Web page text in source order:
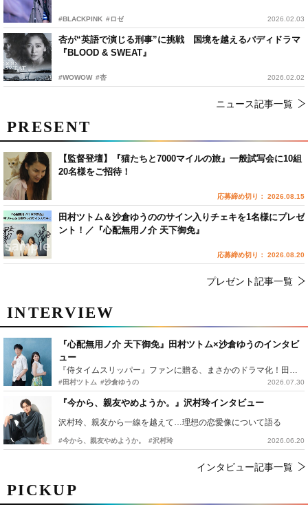
#BLACKPINK #ロゼ 2026.02.03
杏が“英語で演じる刑事”に挑戦 国境を越えるバディドラマ
『BLOOD & SWEAT』
#WOWOW #杏 2026.02.02
ニュース記事一覧
PICKUP
INTERVIEW
『心配無用ノ介 天下御免』田村ツトム×沙倉ゆうのインタビ
ュー
『侍タイムスリッパー』ファンに贈る、まさかのドラマ化！田村ツトム×沙倉ゆうのが語る『心配無用ノ介』撮影秘話
#田村ツトム #沙倉ゆうの 2026.07.30
『今から、親友やめようか。』沢村玲インタビュー
沢村玲、親友から一線を越えて…理想の恋愛像について語る
#今から、親友やめようか。 #沢村玲 2026.06.20
インタビュー記事一覧
PRESENT
【監督登壇】『猫たちと7000マイルの旅』一般試写会に10組
20名様をご招待！
応募締め切り： 2026.08.15
田村ツトム＆沙倉ゆうののサイン入りチェキを1名様にプレゼ
ント！／『心配無用ノ介 天下御免』
応募締め切り： 2026.08.20
プレゼント記事一覧